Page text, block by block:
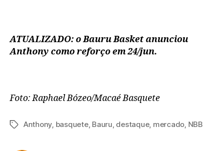
ATUALIZADO: o Bauru Basket anunciou
Anthony como reforço em 24/jun.
Foto: Raphael Bózeo/Macaé Basquete
TagsAnthony, basquete, Bauru, destaque, mercado, NBB